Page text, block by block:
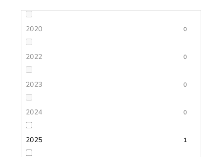
2020 0
2022 0
2023 0
2024 0
2025 1